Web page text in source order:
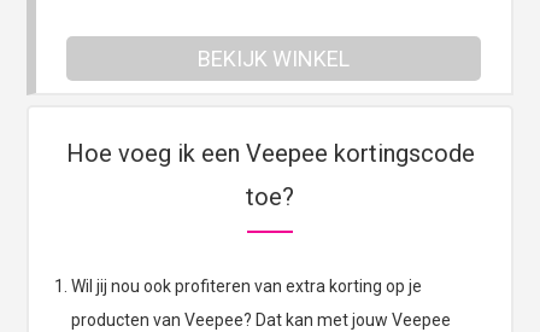
BEKIJK WINKEL
Hoe voeg ik een Veepee kortingscode
toe?
Wil jij nou ook profiteren van extra korting op je
producten van Veepee? Dat kan met jouw Veepee